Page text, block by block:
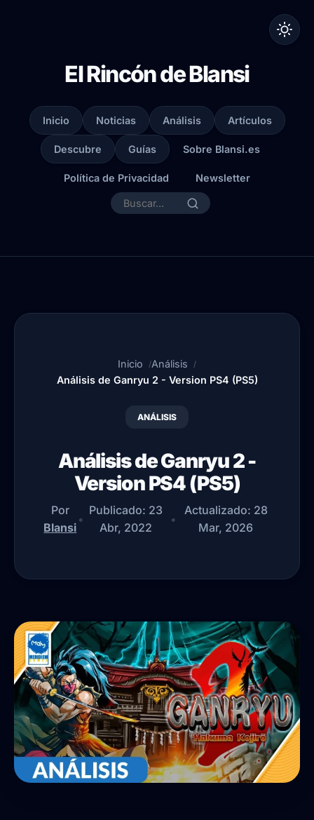
El Rincón de Blansi
Inicio Noticias Análisis Artículos
Descubre Guías Sobre Blansi.es
Política de Privacidad Newsletter
Inicio
Análisis
Análisis de Ganryu 2 - Version PS4 (PS5)
ANÁLISIS
Análisis de Ganryu 2 -
Version PS4 (PS5)
Por
Blansi
•
Publicado: 23
Abr, 2022
•
Actualizado: 28
Mar, 2026